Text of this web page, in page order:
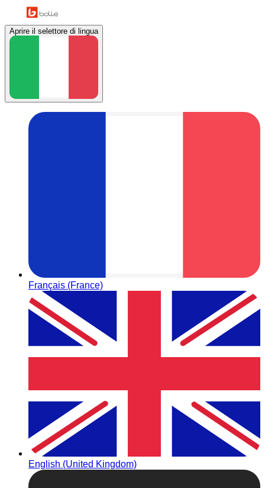
Aprire il selettore di lingua
Français (France)
English (United Kingdom)